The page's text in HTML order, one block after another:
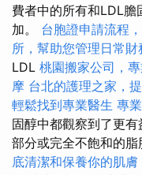
費者中的所有和LDL
加。 台胞證申請流程
所，幫助您管理日常財
LDL 桃園搬家公司，
摩 台北的護理之家，
輕鬆找到專業醫生 專
固醇中都觀察到了更
部分或完全不飽和的脂
底清潔和保養你的肌膚